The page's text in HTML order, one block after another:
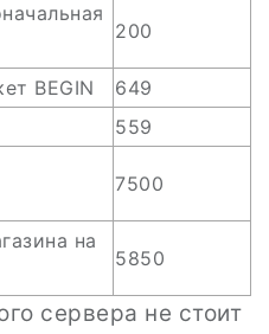
200
BEGIN
649
559
7500
на
5850
сервера не стоит